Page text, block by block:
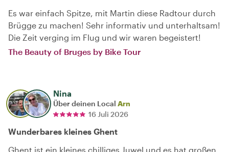
Es war einfach Spitze, mit Martin diese Radtour durch
Brügge zu machen! Sehr informativ und unterhaltsam!
Die Zeit verging im Flug und wir waren begeistert!
The Beauty of Bruges by Bike Tour
Nina
Über deinen Local Arn
16 Juli 2026
Wunderbares kleines Ghent
Ghent ist ein kleines chilliges Juwel und es hat großen